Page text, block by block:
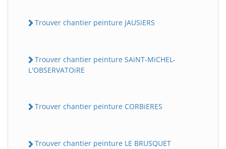
Trouver chantier peinture JAUSiERS
Trouver chantier peinture SAiNT-MiCHEL-
L'OBSERVATOiRE
Trouver chantier peinture CORBiERES
Trouver chantier peinture LE BRUSQUET